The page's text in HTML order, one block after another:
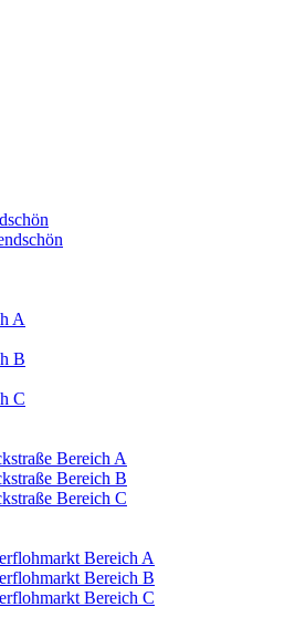
A
B
C
Bereich A
Bereich B
Bereich C
Bereich A
Bereich B
Bereich C